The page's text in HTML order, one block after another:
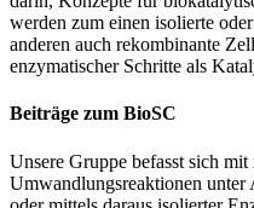
werden zum einen isolierte
anderen auch rekombinante
enzymatischer Schritte als
Beiträge zum BioSC
Unsere Gruppe befasst sich
Umwandlungsreaktionen